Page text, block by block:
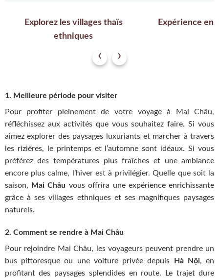
Explorez les villages thaïs
ethniques
Expérience en
‹ ›
1. Meilleure période pour visiter
Pour profiter pleinement de votre voyage à Mai Châu,
réfléchissez aux activités que vous souhaitez faire. Si vous
aimez explorer des paysages luxuriants et marcher à travers
les rizières, le printemps et l’automne sont idéaux. Si vous
préférez des températures plus fraîches et une ambiance
encore plus calme, l’hiver est à privilégier. Quelle que soit la
saison,
Mai Châu vous offrira une expérience enrichissante
grâce à ses villages ethniques et ses magnifiques paysages
naturels.
2. Comment se rendre à Mai Châu
Pour rejoindre Mai Châu, les voyageurs peuvent prendre un
bus pittoresque ou une voiture privée depuis
Hà Nội, en
profitant des paysages splendides en route. Le trajet dure